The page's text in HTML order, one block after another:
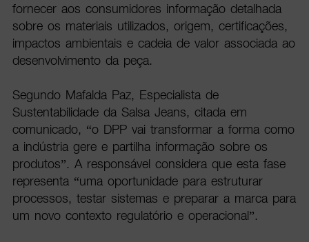
fornecer aos consumidores informação detalhada
sobre os materiais utilizados, origem, certificações,
impactos ambientais e cadeia de valor associada ao
desenvolvimento da peça.
Segundo Mafalda Paz, Especialista de
Sustentabilidade da Salsa Jeans, citada em
comunicado, “o DPP vai transformar a forma como
a indústria gere e partilha informação sobre os
produtos”. A responsável considera que esta fase
representa “uma oportunidade para estruturar
processos, testar sistemas e preparar a marca para
um novo contexto regulatório e operacional”.